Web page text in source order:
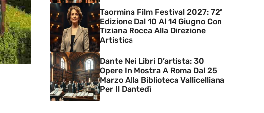
Taormina Film Festival 2027: 72ª
Edizione Dal 10 Al 14 Giugno Con
Tiziana Rocca Alla Direzione
Artistica
Dante Nei Libri D’artista: 30
Opere In Mostra A Roma Dal 25
Marzo Alla Biblioteca Vallicelliana
Per Il Dantedì